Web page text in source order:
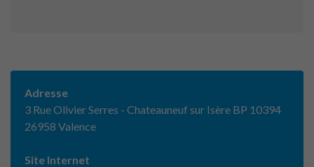
Adresse
3 Rue Olivier Serres - Chateauneuf sur Isère BP 10394
26958 Valence
Site Internet